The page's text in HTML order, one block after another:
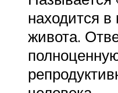
находится
живота.